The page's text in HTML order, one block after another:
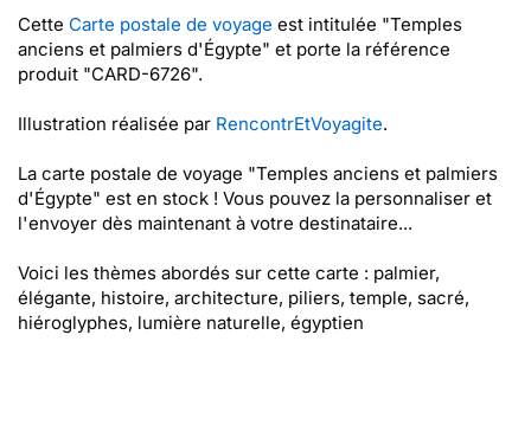
Cette Carte postale de voyage est intitulée "Temples
anciens et palmiers d'Égypte" et porte la référence
produit "CARD-6726".
Illustration réalisée par RencontrEtVoyagite.
La carte postale de voyage "Temples anciens et palmiers
d'Égypte" est en stock ! Vous pouvez la personnaliser et
l'envoyer dès maintenant à votre destinataire...
Voici les thèmes abordés sur cette carte : palmier,
élégante, histoire, architecture, piliers, temple, sacré,
hiéroglyphes, lumière naturelle, égyptien